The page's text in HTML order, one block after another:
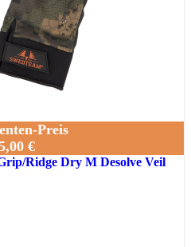
€
Preis
Ridge Dry M Desolve Veil